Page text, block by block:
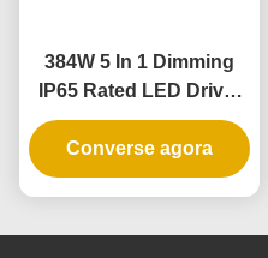
384W 5 In 1 Dimming
IP65 Rated LED Driver
para lâmpadas e
pingentes LED
Converse agora